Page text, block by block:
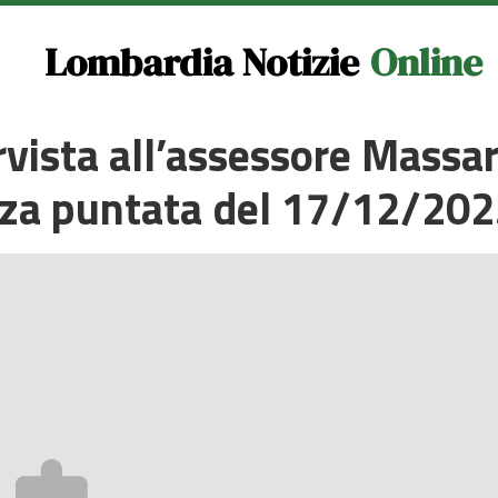
Lombardia Notizie Online
all’assessore
puntata del 17/12/